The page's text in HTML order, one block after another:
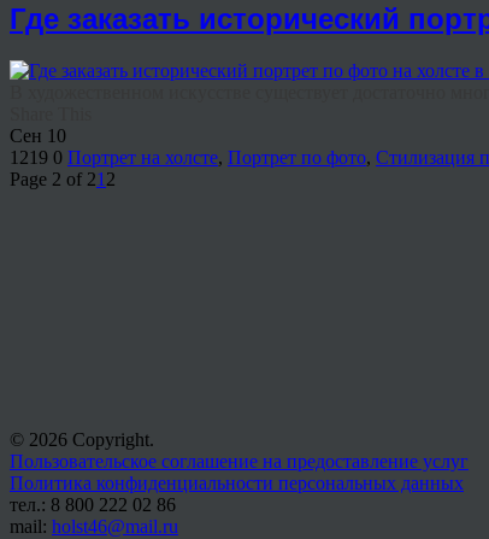
Где заказать исторический
Сен 10
1219 0 Портрет на холсте, Портрет по фото, Стилизация
Page 2 of 21 2
© 2026 Copyright.
Пользовательское соглашение на предоставление услуг
Политика конфиденциальности персональных данных
тел.: 8 800 222 02 86
mail: holst46@mail.ru